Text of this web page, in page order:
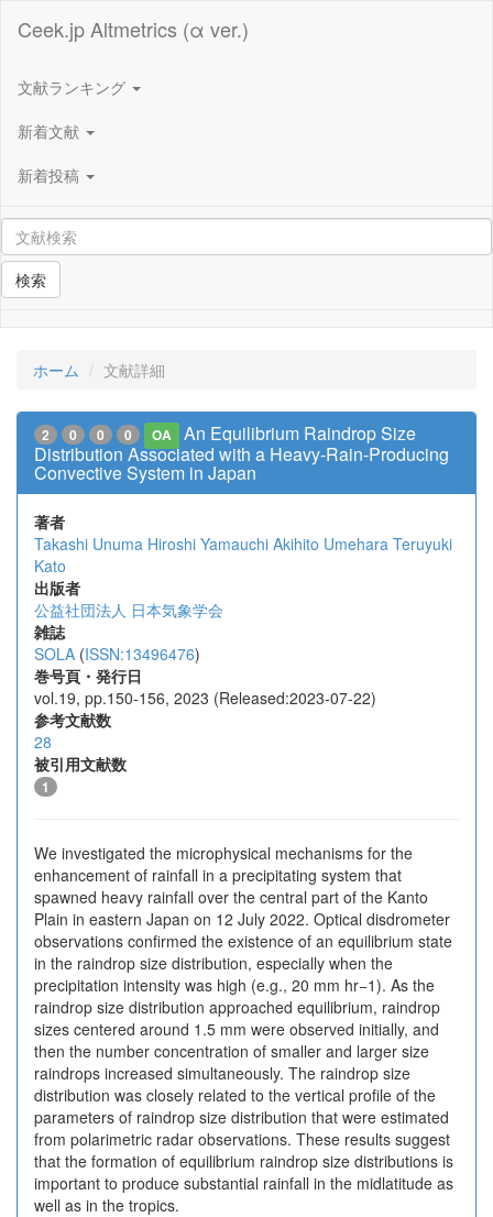
Ceek.jp Altmetrics (α ver.)
文献ランキング
新着文献
新着投稿
検索
ホーム 文献詳細
2 0 0 0 OA
An Equilibrium Raindrop Size
Distribution Associated with a Heavy-Rain-Producing
Convective System in Japan
著者
Takashi Unuma Hiroshi Yamauchi Akihito Umehara Teruyuki
Kato
出版者
公益社団法人 日本気象学会
雑誌
SOLA (ISSN:13496476)
巻号頁・発行日
vol.19, pp.150-156, 2023 (Released:2023-07-22)
参考文献数
28
被引用文献数
1
We investigated the microphysical mechanisms for the
enhancement of rainfall in a precipitating system that
spawned heavy rainfall over the central part of the Kanto
Plain in eastern Japan on 12 July 2022. Optical disdrometer
observations confirmed the existence of an equilibrium state
in the raindrop size distribution, especially when the
precipitation intensity was high (e.g., 20 mm hr−1). As the
raindrop size distribution approached equilibrium, raindrop
sizes centered around 1.5 mm were observed initially, and
then the number concentration of smaller and larger size
raindrops increased simultaneously. The raindrop size
distribution was closely related to the vertical profile of the
parameters of raindrop size distribution that were estimated
from polarimetric radar observations. These results suggest
that the formation of equilibrium raindrop size distributions is
important to produce substantial rainfall in the midlatitude as
well as in the tropics.